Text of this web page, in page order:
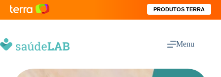
PRODUTOS TERRA
Menu